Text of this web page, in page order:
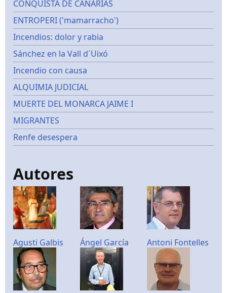
CONQUISTA DE CANARIAS
ENTROPERI ('mamarracho')
Incendios: dolor y rabia
Sánchez en la Vall d´Uixó
Incendio con causa
ALQUIMIA JUDICIAL
MUERTE DEL MONARCA JAIME I
MIGRANTES
Renfe desespera
Autores
Agusti Galbis Ángel García Antoni Fontelles